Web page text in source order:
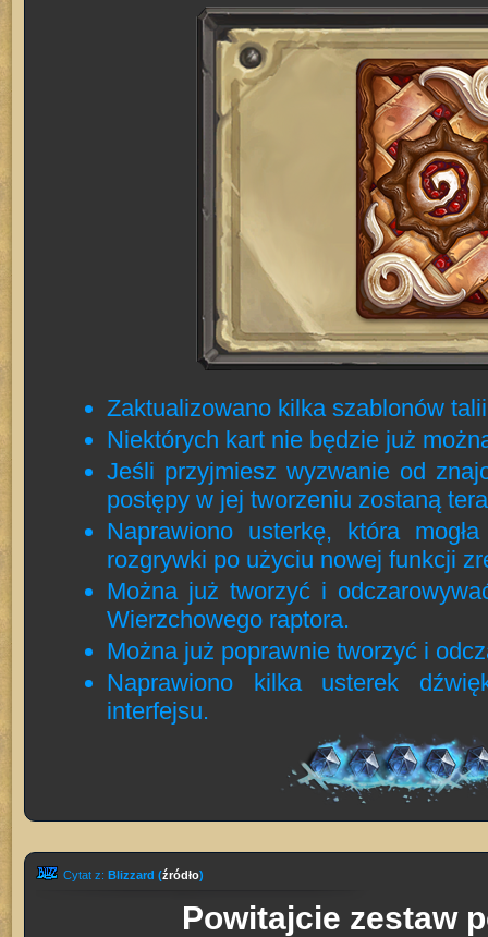
Zaktualizowano kilka szablonów
Niektórych kart nie będzie już
Jeśli przyjmiesz wyzwanie od
postępy w jej tworzeniu zostaną
Naprawiono usterkę, która
rozgrywki po użyciu nowej funkcji
Można już tworzyć i
Wierzchowego raptora.
Można już poprawnie tworzyć i
Naprawiono kilka usterek
interfejsu.
Cytat z: Blizzard (źródło)
Powitajcie zestaw